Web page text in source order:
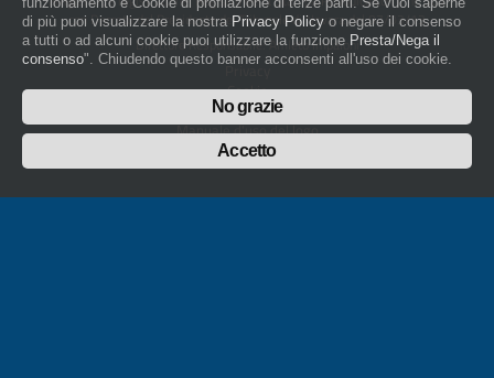
con Decreto del Presidente del Tribunale di Novara del 07/03/13
Direttore Responsabile: Amleto Impaloni
Privacy
Cookie
Whistleblowing
Manuale d'uso del logo
Policy sulla Parità di genere
di più puoi visualizzare la nostra Privacy Policy o negare il consenso
a tutti o ad alcuni cookie puoi utilizzare la funzione Presta/Nega il
consenso". Chiudendo questo banner acconsenti all'uso dei cookie.
No grazie
Accetto